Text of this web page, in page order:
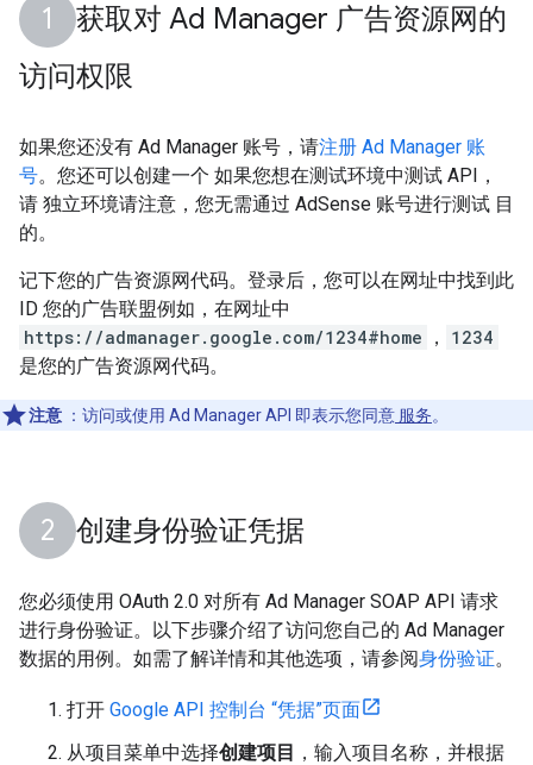
获取对 Ad Manager 广告资源网的
访问权限
如果您还没有 Ad Manager 账号，请注册 Ad Manager 账
号。您还可以创建一个 如果您想在测试环境中测试 API，
请 独立环境请注意，您无需通过 AdSense 账号进行测试 目
的。
记下您的广告资源网代码。登录后，您可以在网址中找到此
ID 您的广告联盟例如，在网址中
https://admanager.google.com/1234#home
，
1234
是您的广告资源网代码。
注意 ：访问或使用 Ad Manager API 即表示您同意 服务。
创建身份验证凭据
您必须使用 OAuth 2.0 对所有 Ad Manager SOAP API 请求
进行身份验证。以下步骤介绍了访问您自己的 Ad Manager
数据的用例。如需了解详情和其他选项，请参阅身份验证。
打开 Google API 控制台 “凭据”页面
从项目菜单中选择创建项目 ，输入项目名称，并根据